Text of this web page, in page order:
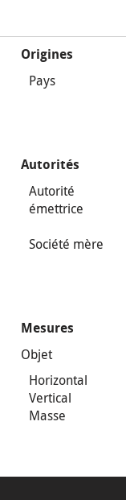
Origines
Pays
Autorités
Autorité
émettrice
Société mère
Mesures
Objet
Horizontal
Vertical
Masse